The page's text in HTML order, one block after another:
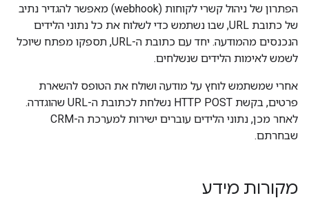
הפתרון של ניהול קשרי לקוחות (webhook) מאפשר להגדיר נתיב
של כתובת URL, שבו נשתמש כדי לשלוח את כל נתוני הלידים
הנכנסים מהמודעה. יחד עם כתובת ה-URL, תספקו מפתח שיוכל
לשמש לאימות הלידים שנשלחים.
אחרי שמשתמש לוחץ על מודעה ושולח את הטופס להשארת
פרטים, בקשת HTTP POST נשלחת לכתובת ה-URL שהוגדרה.
לאחר מכן, נתוני הלידים עוברים ישירות למערכת ה-CRM
שבחרתם.
מקורות מידע